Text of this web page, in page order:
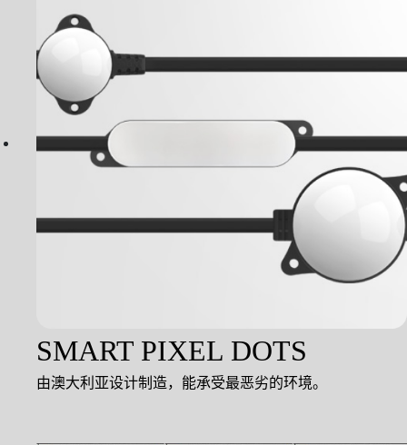
SMART PIXEL DOTS
由澳大利亚设计制造，能承受最恶劣的环境。